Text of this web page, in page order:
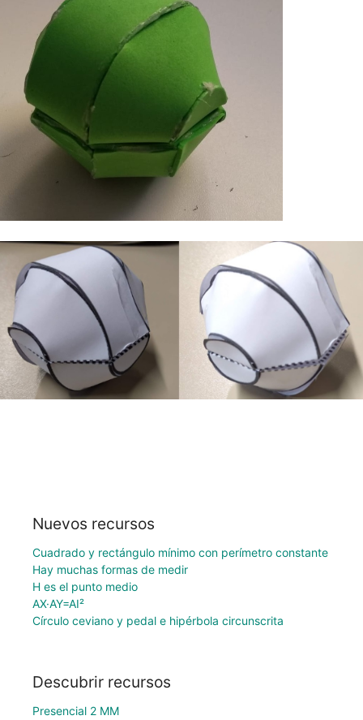
Nuevos recursos
Cuadrado y rectángulo mínimo con perímetro constante
Hay muchas formas de medir
H es el punto medio
AX·AY=AI²
Círculo ceviano y pedal e hipérbola circunscrita
Descubrir recursos
Presencial 2 MM